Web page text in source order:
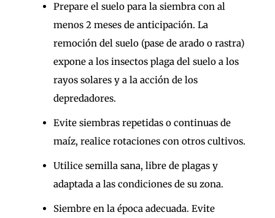
Prepare el suelo para la siembra con al
menos 2 meses de anticipación. La
remoción del suelo (pase de arado o rastra)
expone a los insectos plaga del suelo a los
rayos solares y a la acción de los
depredadores.
Evite siembras repetidas o continuas de
maíz, realice rotaciones con otros cultivos.
Utilice semilla sana, libre de plagas y
adaptada a las condiciones de su zona.
Siembre en la época adecuada. Evite